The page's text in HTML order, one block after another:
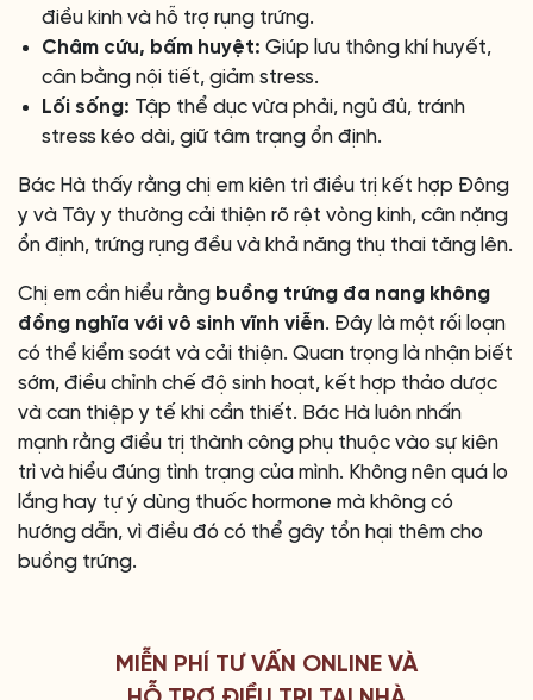
điều kinh và hỗ trợ rụng trứng.
Châm cứu, bấm huyệt: Giúp lưu thông khí huyết,
cân bằng nội tiết, giảm stress.
Lối sống: Tập thể dục vừa phải, ngủ đủ, tránh
stress kéo dài, giữ tâm trạng ổn định.
Bác Hà thấy rằng chị em kiên trì điều trị kết hợp Đông
y và Tây y thường cải thiện rõ rệt vòng kinh, cân nặng
ổn định, trứng rụng đều và khả năng thụ thai tăng lên.
Chị em cần hiểu rằng buồng trứng đa nang không
đồng nghĩa với vô sinh vĩnh viễn. Đây là một rối loạn
có thể kiểm soát và cải thiện. Quan trọng là nhận biết
sớm, điều chỉnh chế độ sinh hoạt, kết hợp thảo dược
và can thiệp y tế khi cần thiết. Bác Hà luôn nhấn
mạnh rằng điều trị thành công phụ thuộc vào sự kiên
trì và hiểu đúng tình trạng của mình. Không nên quá lo
lắng hay tự ý dùng thuốc hormone mà không có
hướng dẫn, vì điều đó có thể gây tổn hại thêm cho
buồng trứng.
MIỄN PHÍ TƯ VẤN ONLINE VÀ